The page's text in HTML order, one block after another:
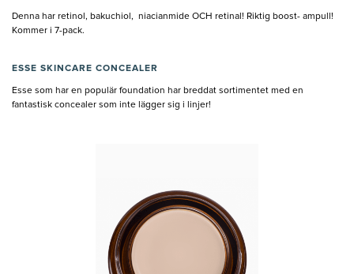
Denna har retinol, bakuchiol, niacianmide OCH retinal! Riktig boost- ampull!
Kommer i 7-pack.
ESSE SKINCARE CONCEALER
Esse som har en populär foundation har breddat sortimentet med en
fantastisk concealer som inte lägger sig i linjer!